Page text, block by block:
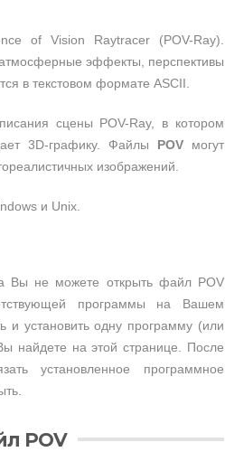
of Vision Raytracer (POV-Ray).
эффекты, перспективы
в текстовом формате ASCII.
сцены POV-Ray, в котором
3D-графику. Файлы POVмогут
изображений.
и Unix.
Вы не можете открыть файл POV
программы на Вашем
и установить одну программу (или
найдете на этой странице. После
установленное программное
POV